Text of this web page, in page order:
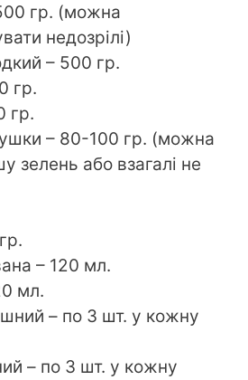
гр. (можна
недозрілі)
– 500 гр.
гр.
гр.
– 80-100 гр. (можна
зелень або взагалі не
– 120 мл.
мл.
– по 3 шт. у кожну
– по 3 шт. у кожну